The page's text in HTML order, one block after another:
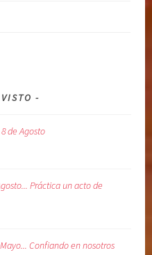
de Agosto
Práctica un acto de
Confiando en nosotros